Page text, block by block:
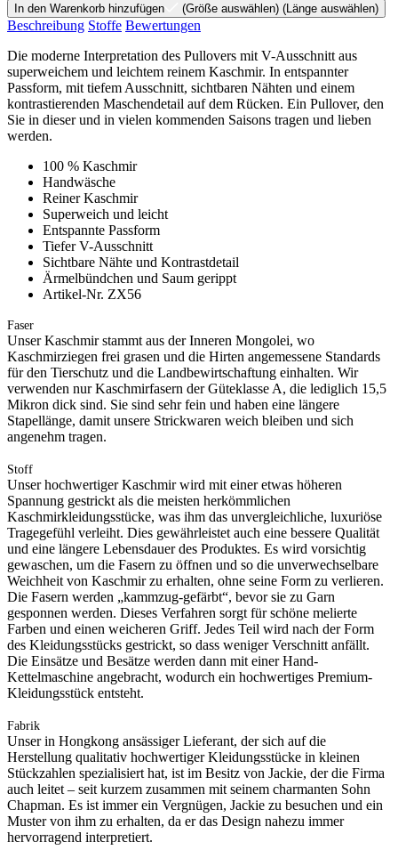
In den Warenkorb hinzufügen (Größe auswählen) (Länge auswählen)
Beschreibung Stoffe Bewertungen
Die moderne Interpretation des Pullovers mit V-Ausschnitt aus
superweichem und leichtem reinem Kaschmir. In entspannter
Passform, mit tiefem Ausschnitt, sichtbaren Nähten und einem
kontrastierenden Maschendetail auf dem Rücken. Ein Pullover, den
Sie in dieser und in vielen kommenden Saisons tragen und lieben
werden.
100 % Kaschmir
Handwäsche
Reiner Kaschmir
Superweich und leicht
Entspannte Passform
Tiefer V-Ausschnitt
Sichtbare Nähte und Kontrastdetail
Ärmelbündchen und Saum gerippt
Artikel-Nr. ZX56
Faser
Unser Kaschmir stammt aus der Inneren Mongolei, wo
Kaschmirziegen frei grasen und die Hirten angemessene Standards
für den Tierschutz und die Landbewirtschaftung einhalten. Wir
verwenden nur Kaschmirfasern der Güteklasse A, die lediglich 15,5
Mikron dick sind. Sie sind sehr fein und haben eine längere
Stapellänge, damit unsere Strickwaren weich bleiben und sich
angenehm tragen.
Stoff
Unser hochwertiger Kaschmir wird mit einer etwas höheren
Spannung gestrickt als die meisten herkömmlichen
Kaschmirkleidungsstücke, was ihm das unvergleichliche, luxuriöse
Tragegefühl verleiht. Dies gewährleistet auch eine bessere Qualität
und eine längere Lebensdauer des Produktes. Es wird vorsichtig
gewaschen, um die Fasern zu öffnen und so die unverwechselbare
Weichheit von Kaschmir zu erhalten, ohne seine Form zu verlieren.
Die Fasern werden „kammzug-gefärbt“, bevor sie zu Garn
gesponnen werden. Dieses Verfahren sorgt für schöne melierte
Farben und einen weicheren Griff. Jedes Teil wird nach der Form
des Kleidungsstücks gestrickt, so dass weniger Verschnitt anfällt.
Die Einsätze und Besätze werden dann mit einer Hand-
Kettelmaschine angebracht, wodurch ein hochwertiges Premium-
Kleidungsstück entsteht.
Fabrik
Unser in Hongkong ansässiger Lieferant, der sich auf die
Herstellung qualitativ hochwertiger Kleidungsstücke in kleinen
Stückzahlen spezialisiert hat, ist im Besitz von Jackie, der die Firma
auch leitet – seit kurzem zusammen mit seinem charmanten Sohn
Chapman. Es ist immer ein Vergnügen, Jackie zu besuchen und ein
Muster von ihm zu erhalten, da er das Design nahezu immer
hervorragend interpretiert.